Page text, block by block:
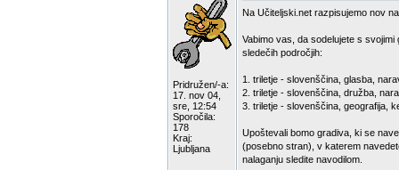
Pridružen/-a:
17. nov 04,
sre, 12:54
Sporočila:
178
Kraj:
Ljubljana
Na Učiteljski.net razpisujemo nov
Vabimo vas, da sodelujete s
sledečih področjih:
1. triletje - slovenščina, glasba,
2. triletje - slovenščina, družba,
3. triletje - slovenščina, geografija,
Upoštevali bomo gradiva, ki se
(posebno stran), v katerem
nalaganju sledite navodilom.